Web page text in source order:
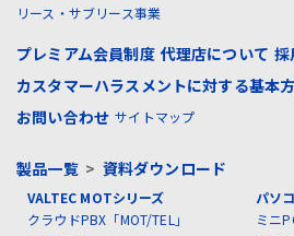
リース・サブリース事業
プレミアム会員制度 代理店について 採
カスタマーハラスメントに対する基本
お問い合わせ サイトマップ
製品一覧> 資料ダウンロード
VALTEC MOTシリーズ
クラウドPBX「MOT/TEL」
パソ
ミニ